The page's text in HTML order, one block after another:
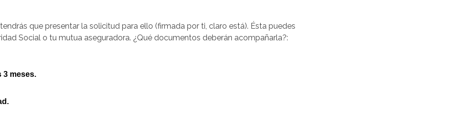
que presentar la solicitud para ello (firmada por ti, claro está). Ésta puedes
Social o tu mutua aseguradora. ¿Qué documentos deberán acompañarla?:
3 meses.